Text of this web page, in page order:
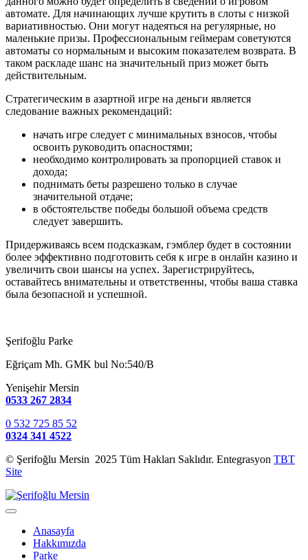
автомате. Для начинающих лучше крутить в слоты с низкой
вариативностью. Они могут надеяться на регулярные, но
маленькие призы. Профессиональным геймерам советуются
автоматы со нормальным и высоким показателем возврата. В
таком раскладе шанс на значительный приз может быть
действительным.
Стратегическим в азартной игре на деньги является
следование важных рекомендаций:
начать игре следует с минимальных взносов, чтобы
освоить руководить опасностями;
необходимо контролировать за пропорцией ставок и
дохода;
поднимать беты разрешено только в случае
значительной отдаче;
в обстоятельстве победы большой объема средств
следует завершить.
Придерживаясь всем подсказкам, гэмблер будет в состоянии
более эффективно подготовить себя к игре в онлайн казино и
увеличить свои шансы на успех. Зарегистрируйтесь,
оставайтесь внимательны и ответственны, чтобы ваша ставка
была безопасной и успешной.
Şerifoğlu Parke
Eğriçam Mh. GMK bul No:540/B
Yenişehir Mersin
0533 267 2834
0 532 725 85 52
0324 341 4522
© Şerifoğlu Mersin 2025 Tüm Hakları Saklıdır. Entegrasyon TBT
Site
Anasayfa
Hakkımızda
Parke